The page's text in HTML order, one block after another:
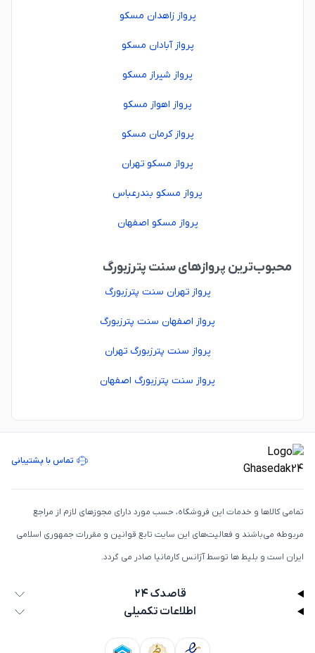
پرواز زاهدان مسکو
پرواز آبادان مسکو
پرواز شیراز مسکو
پرواز اهواز مسکو
پرواز کرمان مسکو
پرواز مسکو تهران
پرواز مسکو بندرعباس
پرواز مسکو اصفهان
محبوب‌ترین پروازهای سنت پترزبورگ
پرواز تهران سنت پترزبورگ
پرواز اصفهان سنت پترزبورگ
پرواز سنت پترزبورگ تهران
پرواز سنت پترزبورگ اصفهان
تماس با پشتیبانی
تمامی كالاها و خدمات اين فروشگاه، حسب مورد دارای مجوزهای لازم از مراجع
مربوطه می‌باشند و فعاليت‌های اين سايت تابع قوانين و مقررات جمهوری اسلامی
ايران است و بلیط ها توسط آژانس کارمانیا صادر می گردد.
قاصدک ۲۴
اطلاعات تکمیلی